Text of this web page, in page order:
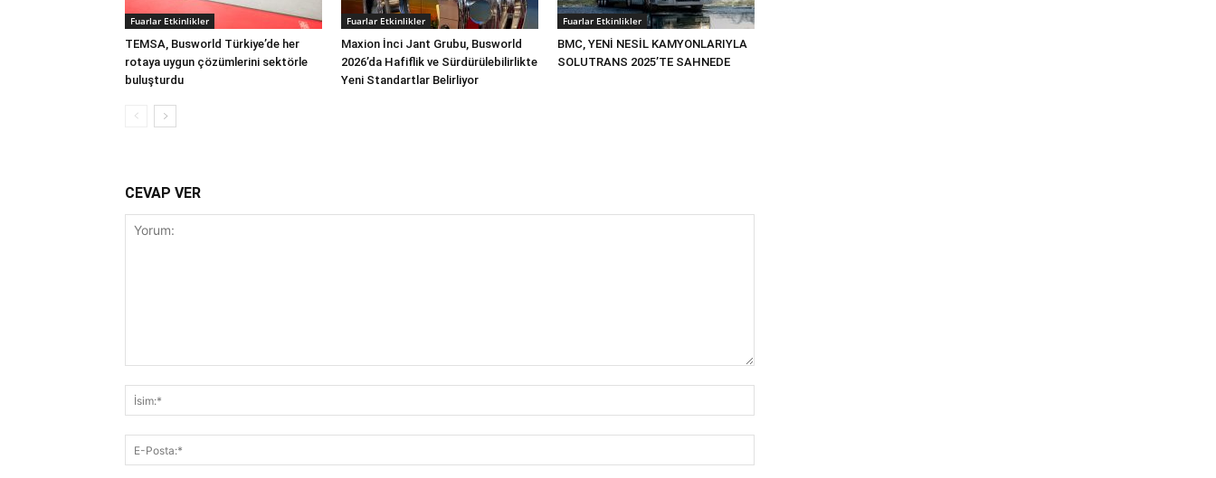
Fuarlar Etkinlikler
TEMSA, Busworld Türkiye’de her
rotaya uygun çözümlerini sektörle
buluşturdu
Fuarlar Etkinlikler
Maxion İnci Jant Grubu, Busworld
2026’da Hafiflik ve Sürdürülebilirlikte
Yeni Standartlar Belirliyor
Fuarlar Etkinlikler
BMC, YENİ NESİL KAMYONLARIYLA
SOLUTRANS 2025’TE SAHNEDE
CEVAP VER